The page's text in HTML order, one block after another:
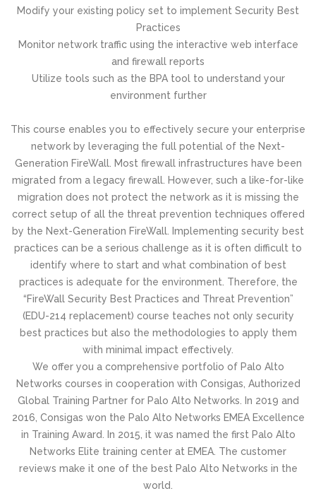
Modify your existing policy set to implement Security Best
Practices
Monitor network traffic using the interactive web interface
and firewall reports
Utilize tools such as the BPA tool to understand your
environment further
This course enables you to effectively secure your enterprise
network by leveraging the full potential of the Next-
Generation FireWall. Most firewall infrastructures have been
migrated from a legacy firewall. However, such a like-for-like
migration does not protect the network as it is missing the
correct setup of all the threat prevention techniques offered
by the Next-Generation FireWall. Implementing security best
practices can be a serious challenge as it is often difficult to
identify where to start and what combination of best
practices is adequate for the environment. Therefore, the
“FireWall Security Best Practices and Threat Prevention”
(EDU-214 replacement) course teaches not only security
best practices but also the methodologies to apply them
with minimal impact effectively.
We offer you a comprehensive portfolio of Palo Alto
Networks courses in cooperation with Consigas, Authorized
Global Training Partner for Palo Alto Networks. In 2019 and
2016, Consigas won the Palo Alto Networks EMEA Excellence
in Training Award. In 2015, it was named the first Palo Alto
Networks Elite training center at EMEA. The customer
reviews make it one of the best Palo Alto Networks in the
world.